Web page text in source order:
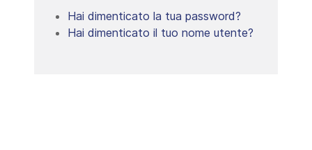
Hai dimenticato la tua password?
Hai dimenticato il tuo nome utente?